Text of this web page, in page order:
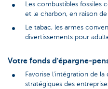
Les combustibles fossiles
et le charbon, en raison
Le tabac, les armes
divertissements pour
Votre fonds d'épargne-
Favorise l'intégration de la
stratégiques des